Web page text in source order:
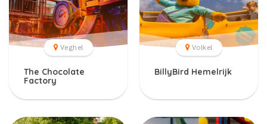
Veghel
The Chocolate
Factory
Volkel
BillyBird Hemelrijk